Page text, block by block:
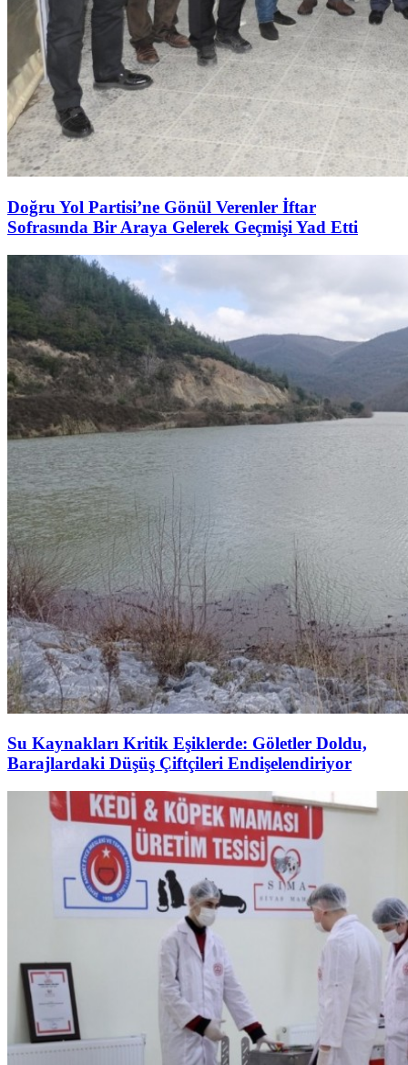
Doğru Yol Partisi’ne Gönül Verenler İftar
Sofrasında Bir Araya Gelerek Geçmişi Yad Etti
Su Kaynakları Kritik Eşiklerde: Göletler Doldu,
Barajlardaki Düşüş Çiftçileri Endişelendiriyor